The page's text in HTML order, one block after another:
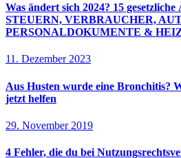
Was ändert sich 2024? 15
STEUERN, VERBRAUCHER,
PERSONALDOKUMENTE &
11. Dezember 2023
Aus Husten wurde eine Bronchitis?
jetzt helfen
29. November 2019
4 Fehler, die du bei